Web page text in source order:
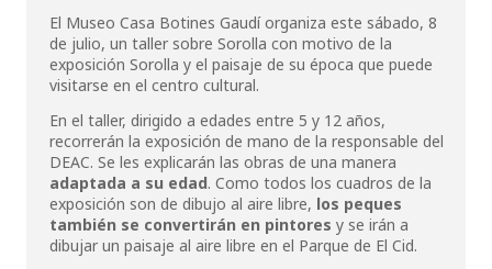
El Museo Casa Botines Gaudí organiza este sábado, 8
de julio, un taller sobre Sorolla con motivo de la
exposición Sorolla y el paisaje de su época que puede
visitarse en el centro cultural.
En el taller, dirigido a edades entre 5 y 12 años,
recorrerán la exposición de mano de la responsable del
DEAC. Se les explicarán las obras de una manera
adaptada a su edad. Como todos los cuadros de la
exposición son de dibujo al aire libre, los peques
también se convertirán en pintores y se irán a
dibujar un paisaje al aire libre en el Parque de El Cid.